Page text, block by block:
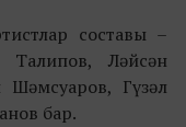
составы –
Ләйсән
Гүзәл
бар.